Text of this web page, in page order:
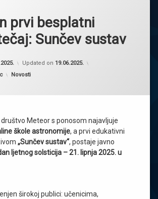
prvi besplatni
Sunčev sustav
Updated on 19.06.2025.
Kategorije:
Novosti
Meteor s ponosom najavljuje
škole astronomije, a prvi edukativni
„Sunčev sustav“, postaje javno
ljetnog solsticija – 21. lipnja 2025. u
širokoj publici: učenicima,